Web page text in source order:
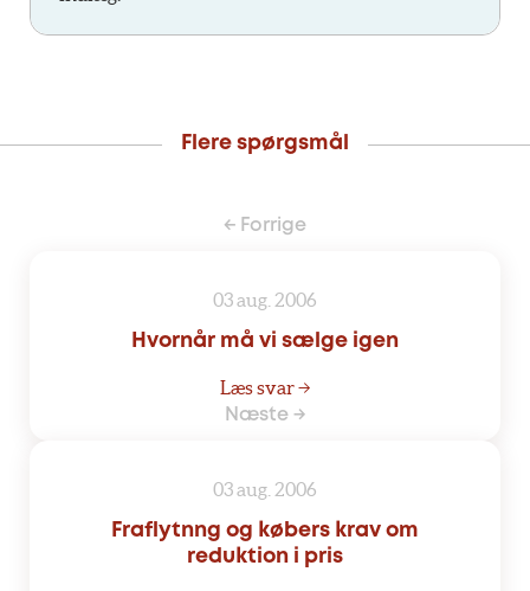
Flere spørgsmål
← Forrige
03 aug. 2006
Hvornår må vi sælge igen
Læs svar →
Næste →
03 aug. 2006
Fraflytnng og købers krav om
reduktion i pris